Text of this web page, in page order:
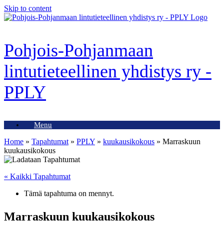
Skip to content
Pohjois-Pohjanmaan
lintutieteellinen yhdistys ry -
PPLY
Menu
Home » Tapahtumat » PPLY » kuukausikokous » Marraskuun
kuukausikokous
« Kaikki Tapahtumat
Tämä tapahtuma on mennyt.
Marraskuun kuukausikokous